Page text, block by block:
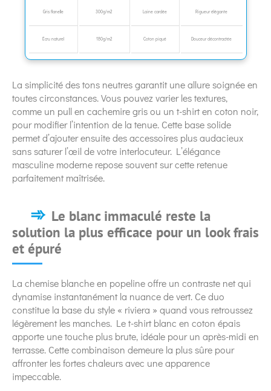
Gris flanelle 300g/m2 Laine cardée Rigueur élégante
Écru naturel 180g/m2 Coton piqué Douceur décontractée
La simplicité des tons neutres garantit une allure soignée en
toutes circonstances. Vous pouvez varier les textures,
comme un pull en cachemire gris ou un t-shirt en coton noir,
pour modifier l’intention de la tenue. Cette base solide
permet d’ajouter ensuite des accessoires plus audacieux
sans saturer l’œil de votre interlocuteur. L’élégance
masculine moderne repose souvent sur cette retenue
parfaitement maîtrisée.
Le blanc immaculé reste la
solution la plus efficace pour un look frais
et épuré
La chemise blanche en popeline offre un contraste net qui
dynamise instantanément la nuance de vert. Ce duo
constitue la base du style « riviera » quand vous retroussez
légèrement les manches. Le t-shirt blanc en coton épais
apporte une touche plus brute, idéale pour un après-midi en
terrasse. Cette combinaison demeure la plus sûre pour
affronter les fortes chaleurs avec une apparence
impeccable.